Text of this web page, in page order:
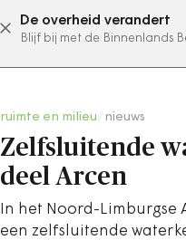
De overheid verandert
Blijf bij met de Binnenlands
ruimte en milieu nieuws
Zelfsluitende
deel Arcen
In het Noord-Limburgse
een zelfsluitende